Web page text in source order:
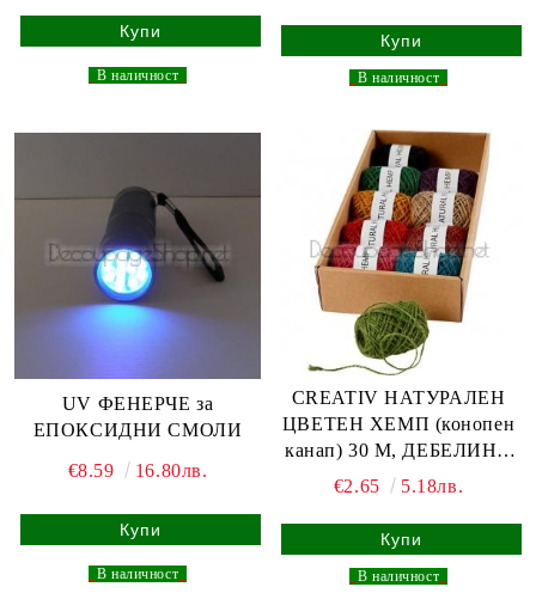
В наличност В наличност
UV ФЕНЕРЧЕ за
ЕПОКСИДНИ СМОЛИ
€8.59 16.80лв.
В наличност
CREATIV НАТУРАЛЕН
ЦВЕТЕН ХЕМП (конопен
канап) 30 М, ДЕБЕЛИНА
1-2 ММ - СИН
€2.65 5.18лв.
В наличност